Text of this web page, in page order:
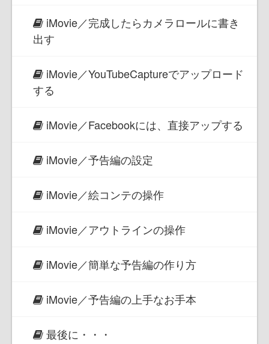
iMovie／完成したらカメラロールに書き
出す
iMovie／YouTubeCaptureでアップロード
する
iMovie／Facebookには、直接アップする
iMovie／予告編の設定
iMovie／絵コンテの操作
iMovie／アウトラインの操作
iMovie／簡単な予告編の作り方
iMovie／予告編の上手なお手本
最後に・・・